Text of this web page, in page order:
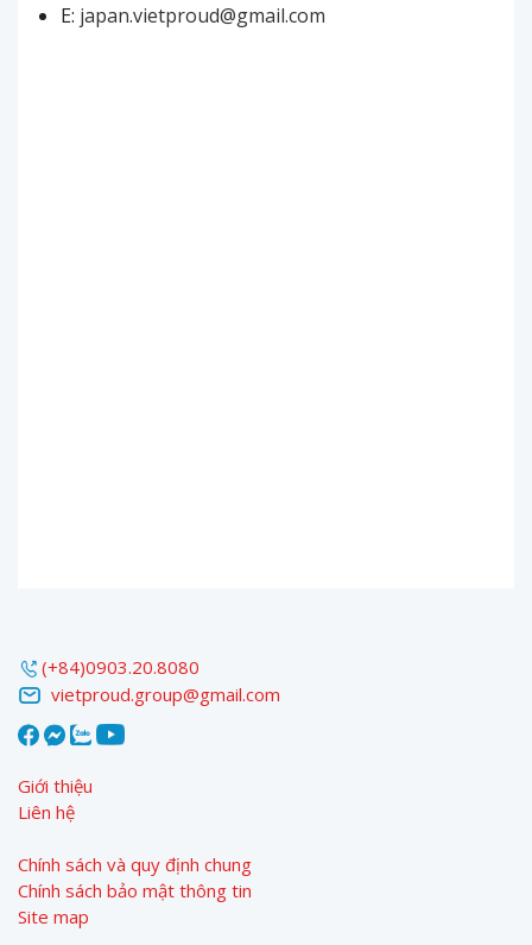
E: japan.vietproud@gmail.com
(+84)0903.20.8080
vietproud.group@gmail.com
Giới thiệu
Liên hệ
Chính sách và quy định chung
Chính sách bảo mật thông tin
Site map